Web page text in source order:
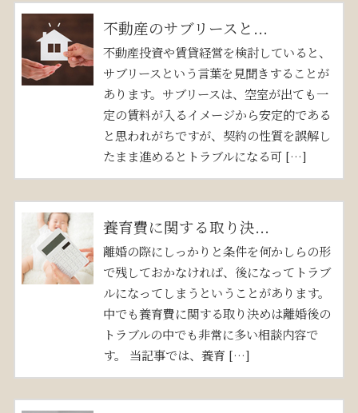
不動産のサブリースと...
不動産投資や賃貸経営を検討していると、
サブリースという言葉を見聞きすることが
あります。サブリースは、空室が出ても一
定の賃料が入るイメージから安定的である
と思われがちですが、契約の性質を誤解し
たまま進めるとトラブルになる可 […]
養育費に関する取り決...
離婚の際にしっかりと条件を何かしらの形
で残しておかなければ、後になってトラブ
ルになってしまうということがあります。
中でも養育費に関する取り決めは離婚後の
トラブルの中でも非常に多い相談内容で
す。 当記事では、養育 […]